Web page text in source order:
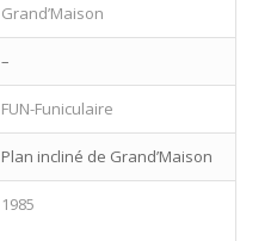
Grand’Maison
–
FUN-Funiculaire
Plan incliné de Grand’Maison
1985